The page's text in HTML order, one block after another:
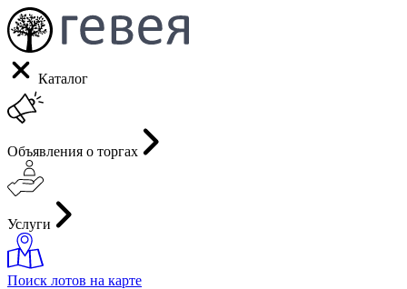
Каталог
Объявления о торгах
Услуги
Поиск лотов на карте